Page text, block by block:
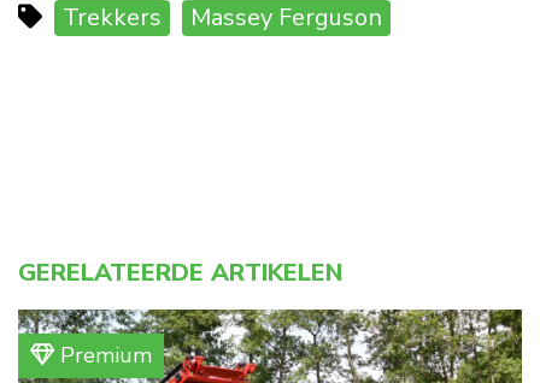
Trekkers Massey Ferguson
GERELATEERDE ARTIKELEN
Premium